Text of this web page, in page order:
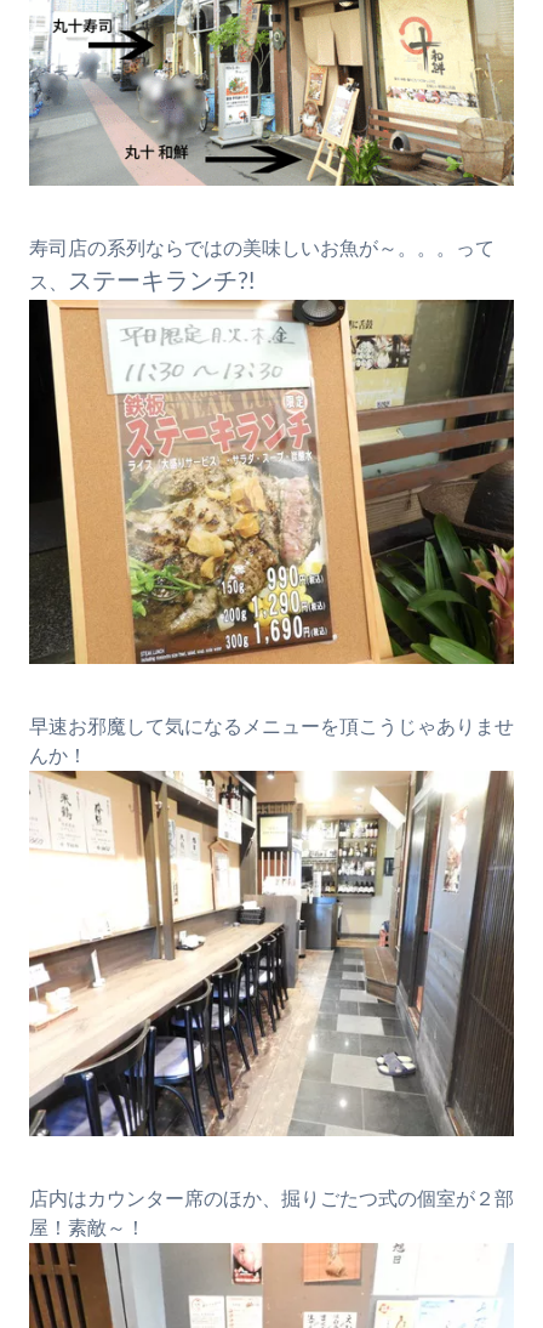
寿司店の系列ならではの美味しいお魚が～。。。って
ス、 ステーキランチ?!
早速お邪魔して気になるメニューを頂こうじゃありませ
んか！
店内はカウンター席のほか、掘りごたつ式の個室が２部
屋！素敵～！